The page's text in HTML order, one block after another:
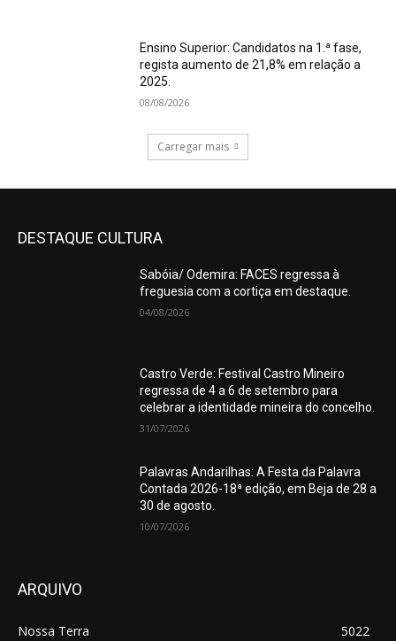
Ensino Superior: Candidatos na 1.ª fase,
regista aumento de 21,8% em relação a
2025.
08/08/2026
Carregar mais
DESTAQUE CULTURA
Sabóia/ Odemira: FACES regressa à
freguesia com a cortiça em destaque.
04/08/2026
Castro Verde: Festival Castro Mineiro
regressa de 4 a 6 de setembro para
celebrar a identidade mineira do concelho.
31/07/2026
Palavras Andarilhas: A Festa da Palavra
Contada 2026-18ª edição, em Beja de 28 a
30 de agosto.
10/07/2026
ARQUIVO
Nossa Terra
5022